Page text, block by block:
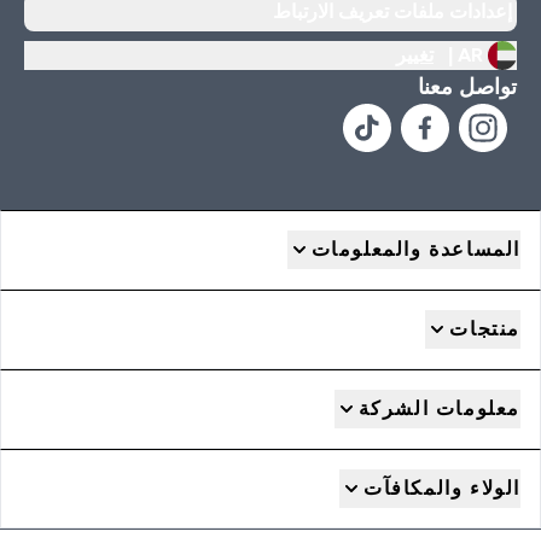
تواصل معنا
المساعدة والمعلومات
منتجات
معلومات الشركة
الولاء والمكافآت